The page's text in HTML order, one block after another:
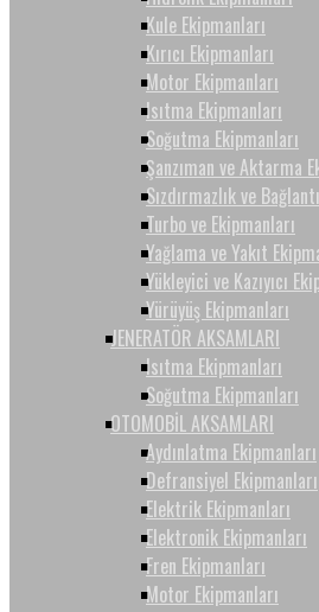
Kule Ekipmanları
Kırıcı Ekipmanları
Motor Ekipmanları
Isıtma Ekipmanları
Soğutma Ekipmanları
Şanzıman ve Aktarma
Sızdırmazlık ve
Turbo ve Ekipmanları
Yağlama ve Yakıt
Yükleyici ve Kazıyıcı
Yürüyüş Ekipmanları
JENERATÖR AKSAMLARI
Isıtma Ekipmanları
Soğutma Ekipmanları
OTOMOBİL AKSAMLARI
Aydınlatma Ekipmanları
Defransiyel Ekipmanları
Elektrik Ekipmanları
Elektronik Ekipmanları
Fren Ekipmanları
Motor Ekipmanları